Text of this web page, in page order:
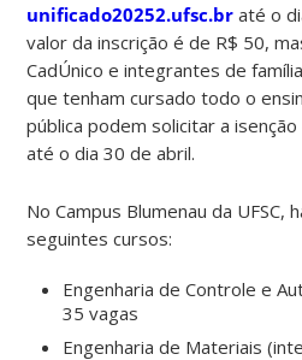
unificado20252.ufsc.br até o
valor da inscrição é de R$ 50,
CadÚnico e integrantes de
que tenham cursado todo o
pública podem solicitar a
até o dia 30 de abril.
No Campus Blumenau da UFSC,
seguintes cursos:
Engenharia de Controle e
35 vagas
Engenharia de Materiais